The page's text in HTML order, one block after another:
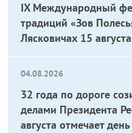
IX Международный
традиций «Зов
Лясковичах 15 августа
04.08.2026
32 года по дороге
делами Президента
августа отмечает